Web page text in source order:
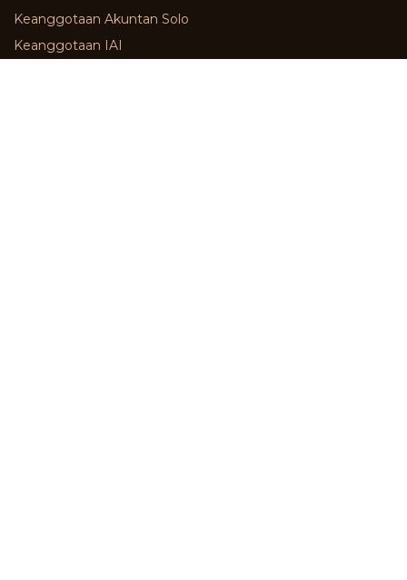
Keanggotaan Akuntan Solo
Keanggotaan IAI